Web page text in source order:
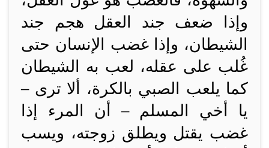
وإذا ضعف جند العقل هجم جند
الشيطان، وإذا غضب الإنسان حتى
غُلب على عقله، لعب به الشيطان
كما يلعب الصبي بالكرة، ألا ترى –
يا أخي المسلم – أن المرء إذا
غضب يقتل ويطلق زوجته، ويسب